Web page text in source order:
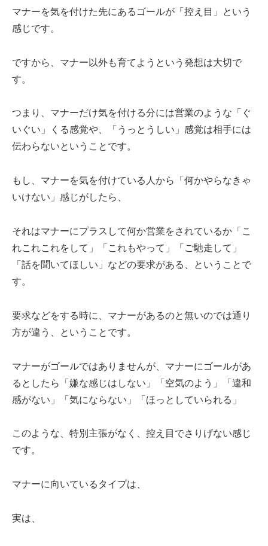
マナーを気を付けた先にあるゴールが「控え目」という
感じです。
ですから、マナー以外も育てようという発想は大切で
す。
つまり、マナーだけ気を付ける分には営業のような「ぐ
いぐい」くる感覚や、「うっとうしい」感覚は相手には
伝わらないということです。
もし、マナーを気を付けている人から「何かやらなきゃ
いけない」感じがしたら、
それはマナーにプラスして何か営業をされているか「こ
れこれこれをして」「これもやって」「ご馳走して」
「話を聞いてほしい」などの要求がある、ということで
す。
要求などをする時に、マナーがあるのと無いのでは通り
方が違う、ということです。
マナーがゴールではありませんが、マナーにゴールがあ
るとしたら「嫌な感じはしない」「空気のよう」「違和
感がない」「気にならない」「ほっとしていられる」
このような、特別主張がなく、控え目でさりげない感じ
です。
マナーに向いているタイプは、
実は、